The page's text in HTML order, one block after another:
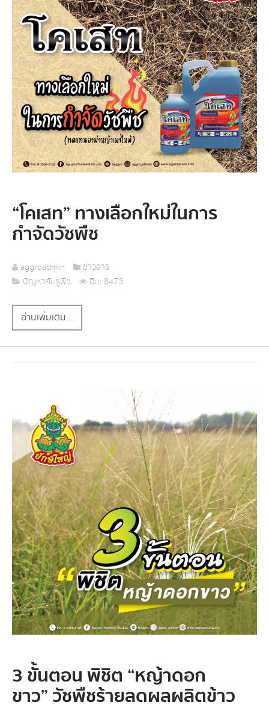
“โคเสท” ทางเลือกใหม่ในการ
กำจัดวัชพืช
aggroadmin
ข่าวสาร
ปัญหาศัตรูพืช
ฮิต: 8473
อ่านเพิ่มเติม...
3 ขั้นตอน พิชิต “หญ้าดอก
ขาว” วัชพืชร้ายลดผลผลิตข้าว